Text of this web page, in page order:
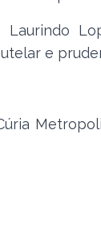
Laurindo
e